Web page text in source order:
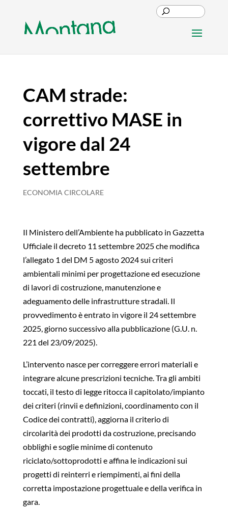
CAM strade:
correttivo MASE in
vigore dal 24
settembre
ECONOMIA CIRCOLARE
Il Ministero dell’Ambiente ha pubblicato in Gazzetta
Ufficiale il decreto 11 settembre 2025 che modifica
l’allegato 1 del DM 5 agosto 2024 sui criteri
ambientali minimi per progettazione ed esecuzione
di lavori di costruzione, manutenzione e
adeguamento delle infrastrutture stradali. Il
provvedimento è entrato in vigore il 24 settembre
2025, giorno successivo alla pubblicazione (G.U. n.
221 del 23/09/2025).
L’intervento nasce per correggere errori materiali e
integrare alcune prescrizioni tecniche. Tra gli ambiti
toccati, il testo di legge ritocca il capitolato/impianto
dei criteri (rinvii e definizioni, coordinamento con il
Codice dei contratti), aggiorna il criterio di
circolarità dei prodotti da costruzione, precisando
obblighi e soglie minime di contenuto
riciclato/sottoprodotti e affina le indicazioni sui
progetti di reinterri e riempimenti, ai fini della
corretta impostazione progettuale e della verifica in
gara.